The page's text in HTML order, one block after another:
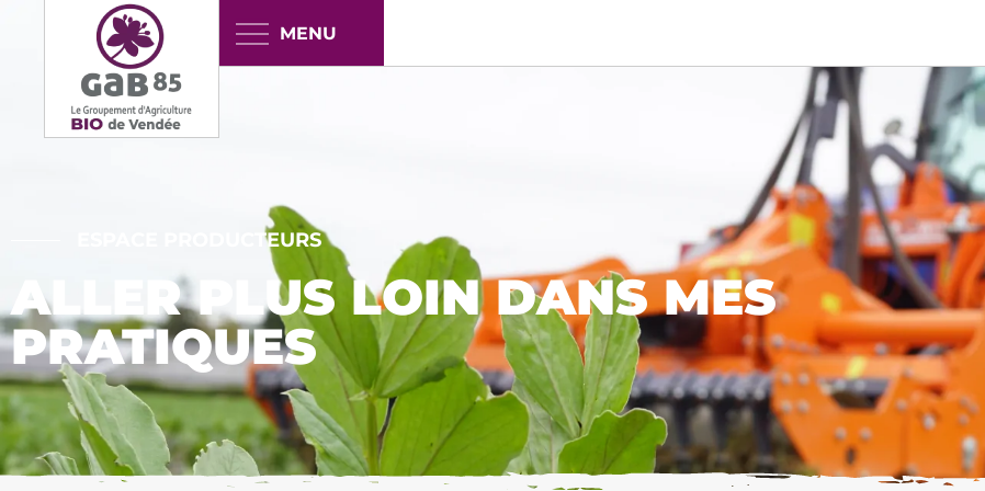
ESPACE PRODUCTEURS
ALLER PLUS LOIN DANS MES
PRATIQUES
Panneau de gestion des cookies